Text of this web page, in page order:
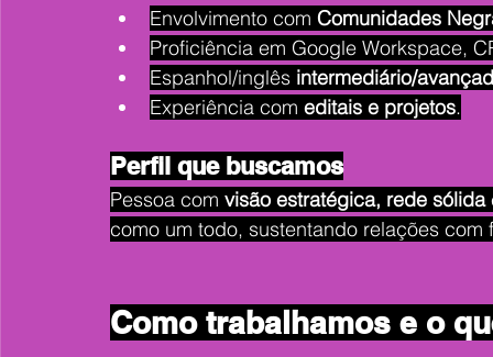
Envolvimento com Comunidades
Proficiência em Google Workspace,
Espanhol/inglês intermediário/
Experiência com editais e projetos.
Perfil que buscamos
Pessoa com visão estratégica, rede sólida
como um todo, sustentando relações
Como trabalhamos e o